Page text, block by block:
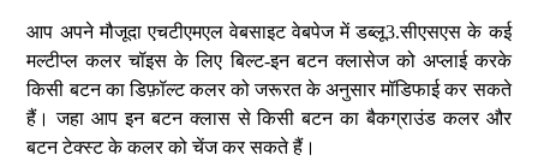
आप अपने मौजूदा एचटीएमएल वेबसाइट वेबपेज में डब्लू3.सीएसएस के कई
मल्टीप्ल कलर चॉइस के लिए बिल्ट-इन बटन क्लासेज को अप्लाई करके
किसी बटन का डिफ़ॉल्ट कलर को जरूरत के अनुसार मॉडिफाई कर सकते
हैं। जहा आप इन बटन क्लास से किसी बटन का बैकग्राउंड कलर और
बटन टेक्स्ट के कलर को चेंज कर सकते हैं।